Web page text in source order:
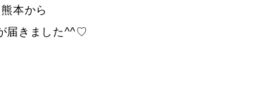
本から
届きました^^♡